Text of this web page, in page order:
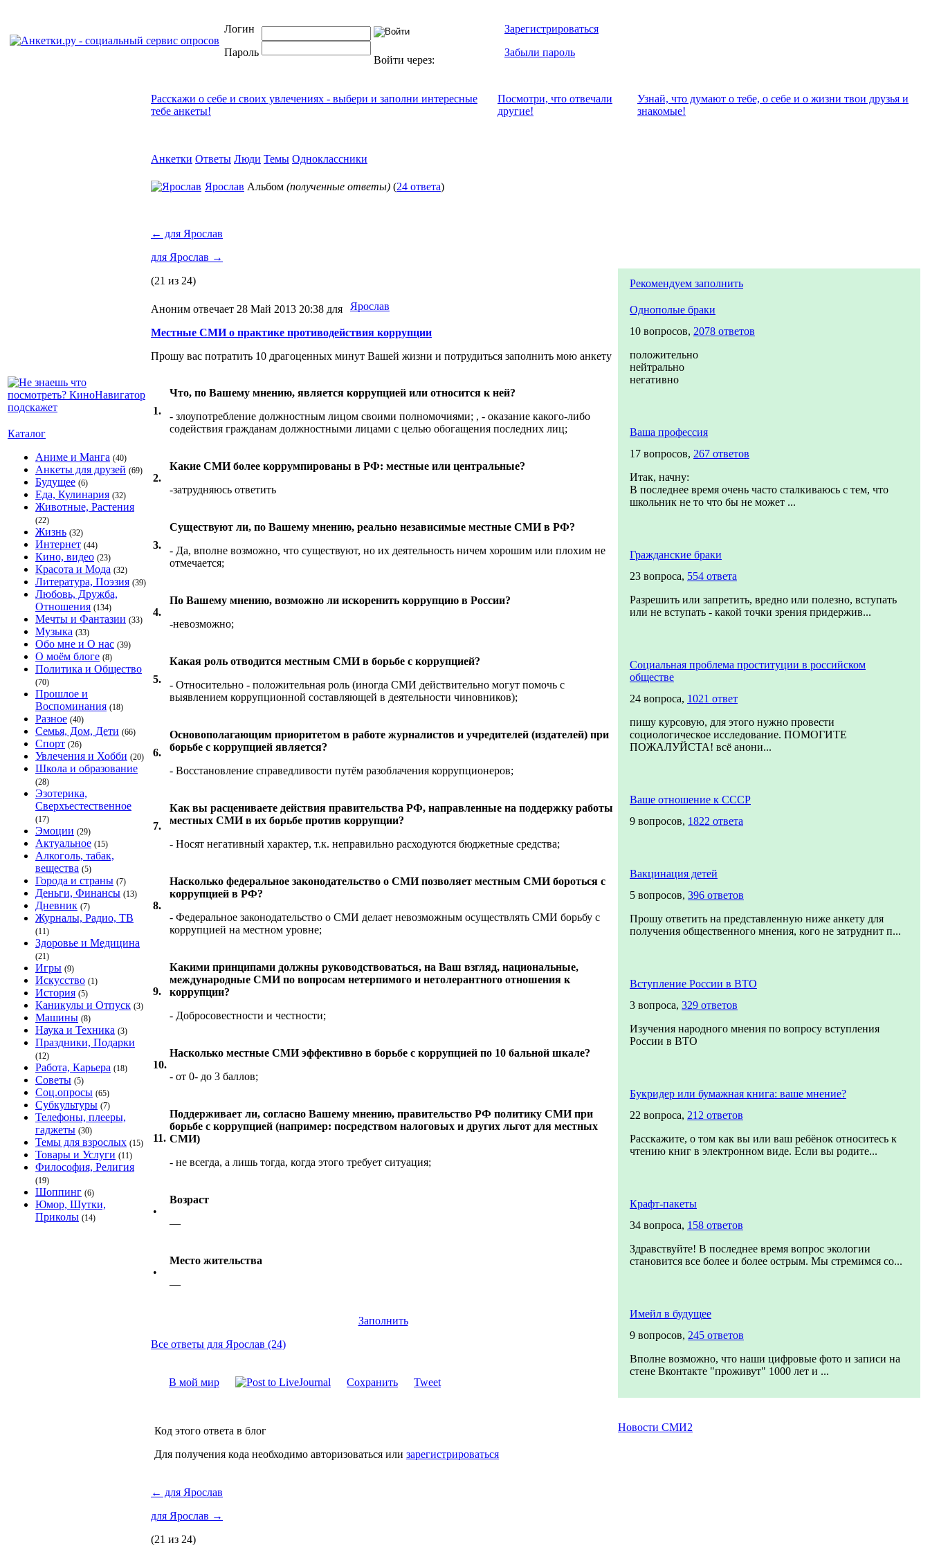
Логин
Пароль
Войти через:
Зарегистрироваться
Забыли пароль
Каталог
Аниме и Манга (40)
Анкеты для друзей (69)
Будущее (6)
Еда, Кулинария (32)
Животные, Растения
(22)
Жизнь (32)
Интернет (44)
Кино, видео (23)
Красота и Мода (32)
Литература, Поэзия (39)
Любовь, Дружба,
Отношения (134)
Мечты и Фантазии (33)
Музыка (33)
Обо мне и О нас (39)
О моём блоге (8)
Политика и Общество
(70)
Прошлое и
Воспоминания (18)
Разное (40)
Семья, Дом, Дети (66)
Спорт (26)
Увлечения и Хобби (20)
Школа и образование
(28)
Эзотерика,
Сверхъестественное
(17)
Эмоции (29)
Актуальное (15)
Алкоголь, табак,
вещества (5)
Города и страны (7)
Деньги, Финансы (13)
Дневник (7)
Журналы, Радио, ТВ
(11)
Здоровье и Медицина
(21)
Игры (9)
Искусство (1)
История (5)
Каникулы и Отпуск (3)
Машины (8)
Наука и Техника (3)
Праздники, Подарки
(12)
Работа, Карьера (18)
Советы (5)
Соц.опросы (65)
Субкультуры (7)
Телефоны, плееры,
гаджеты (30)
Темы для взрослых (15)
Товары и Услуги (11)
Философия, Религия
(19)
Шоппинг (6)
Юмор, Шутки,
Приколы (14)
Расскажи о себе и своих увлечениях - выбери и заполни интересные
тебе анкеты!
Посмотри, что отвeчали
другие!
Узнай, что думают о тебе, о себе и о жизни твои друзья и
знакомые!
Анкетки Ответы Люди Темы Одноклассники
Ярослав Альбом (полученные ответы) (24 ответа)
← для Ярослав
для Ярослав →
(21 из 24)
Аноним отвечает 28 Май 2013 20:38 для Ярослав
Местные СМИ о практике противодействия коррупции
Прошу вас потратить 10 драгоценных минут Вашей жизни и потрудиться заполнить мою анкету
1.
Что, по Вашему мнению, является коррупцией или относится к ней?
- злоупотребление должностным лицом своими полномочиями; , - оказание какого-либо
содействия гражданам должностными лицами с целью обогащения последних лиц;
2.
Какие СМИ более коррумпированы в РФ: местные или центральные?
-затрудняюсь ответить
3.
Существуют ли, по Вашему мнению, реально независимые местные СМИ в РФ?
- Да, вполне возможно, что существуют, но их деятельность ничем хорошим или плохим не
отмечается;
4.
По Вашему мнению, возможно ли искоренить коррупцию в России?
-невозможно;
5.
Какая роль отводится местным СМИ в борьбе с коррупцией?
- Относительно - положительная роль (иногда СМИ действительно могут помочь с
выявлением коррупционной составляющей в деятельности чиновников);
6.
Основополагающим приоритетом в работе журналистов и учредителей (издателей) при
борьбе с коррупцией является?
- Восстановление справедливости путём разоблачения коррупционеров;
7.
Как вы расцениваете действия правительства РФ, направленные на поддержку работы
местных СМИ в их борьбе против коррупции?
- Носят негативный характер, т.к. неправильно расходуются бюджетные средства;
8.
Насколько федеральное законодательство о СМИ позволяет местным СМИ бороться с
коррупцией в РФ?
- Федеральное законодательство о СМИ делает невозможным осуществлять СМИ борьбу с
коррупцией на местном уровне;
9.
Какими принципами должны руководствоваться, на Ваш взгляд, национальные,
международные СМИ по вопросам нетерпимого и нетолерантного отношения к
коррупции?
- Добросовестности и честности;
10.
Насколько местные СМИ эффективно в борьбе с коррупцией по 10 бальной шкале?
- от 0- до 3 баллов;
11.
Поддерживает ли, согласно Вашему мнению, правительство РФ политику СМИ при
борьбе с коррупцией (например: посредством налоговых и других льгот для местных
СМИ)
- не всегда, а лишь тогда, когда этого требует ситуация;
•
Возраст
—
•
Место жительства
—
Заполнить
Все ответы для Ярослав (24)
В мой мир Сохранить Tweet
Код этого ответа в блог
Для получения кода необходимо авторизоваться или зарегистрироваться
← для Ярослав
для Ярослав →
(21 из 24)
Рекомендуем заполнить
Однополые браки
10 вопросов, 2078 ответов
положительно
нейтрально
негативно
Ваша профессия
17 вопросов, 267 ответов
Итак, начну:
В последнее время очень часто сталкиваюсь с тем, что
школьник не то что бы не может ...
Гражданские браки
23 вопроса, 554 ответа
Разрешить или запретить, вредно или полезно, вступать
или не вступать - какой точки зрения придержив...
Социальная проблема проституции в российском
обществе
24 вопроса, 1021 ответ
пишу курсовую, для этого нужно провести
социологическое исследование. ПОМОГИТЕ
ПОЖАЛУЙСТА! всё анони...
Ваше отношение к СССР
9 вопросов, 1822 ответа
Вакцинация детей
5 вопросов, 396 ответов
Прошу ответить на представленную ниже анкету для
получения общественного мнения, кого не затруднит п...
Вступление России в ВТО
3 вопроса, 329 ответов
Изучения народного мнения по вопросу вступления
России в ВТО
Букридер или бумажная книга: ваше мнение?
22 вопроса, 212 ответов
Расскажите, о том как вы или ваш ребёнок относитесь к
чтению книг в электронном виде. Если вы родите...
Крафт-пакеты
34 вопроса, 158 ответов
Здравствуйте! В последнее время вопрос экологии
становится все более и более острым. Мы стремимся со...
Имейл в будущее
9 вопросов, 245 ответов
Вполне возможно, что наши цифровые фото и записи на
стене Вконтакте "проживут" 1000 лет и ...
Новости СМИ2